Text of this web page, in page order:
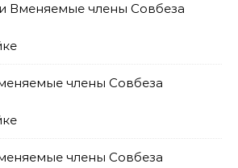
Вменяемые члены Совбеза
члены Совбеза
члены Совбеза